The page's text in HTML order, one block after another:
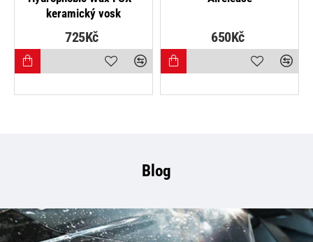
keramický vosk
725Kč 650Kč
Blog